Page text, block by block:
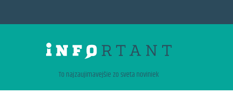
To najzaujimavejšie zo sveta noviniek